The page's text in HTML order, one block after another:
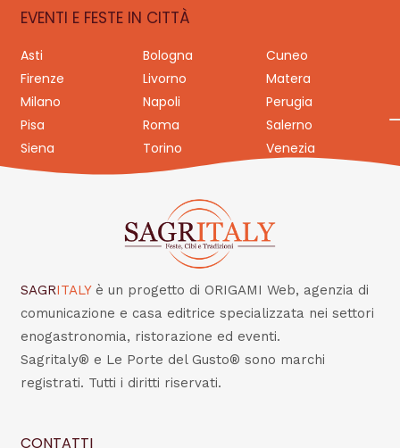
EVENTI E FESTE IN CITTÀ
Asti Bologna
Cuneo
Firenze
Livorno
Matera
Milano
Napoli
Perugia
Pisa
Roma
Salerno
Siena
Torino Venezia
SAGRITALY è un progetto di ORIGAMI Web, agenzia di
comunicazione e casa editrice specializzata nei settori
enogastronomia, ristorazione ed eventi.
Sagritaly® e Le Porte del Gusto® sono marchi
registrati. Tutti i diritti riservati.
CONTATTI